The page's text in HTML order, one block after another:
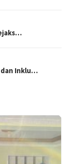
dan Inklu…